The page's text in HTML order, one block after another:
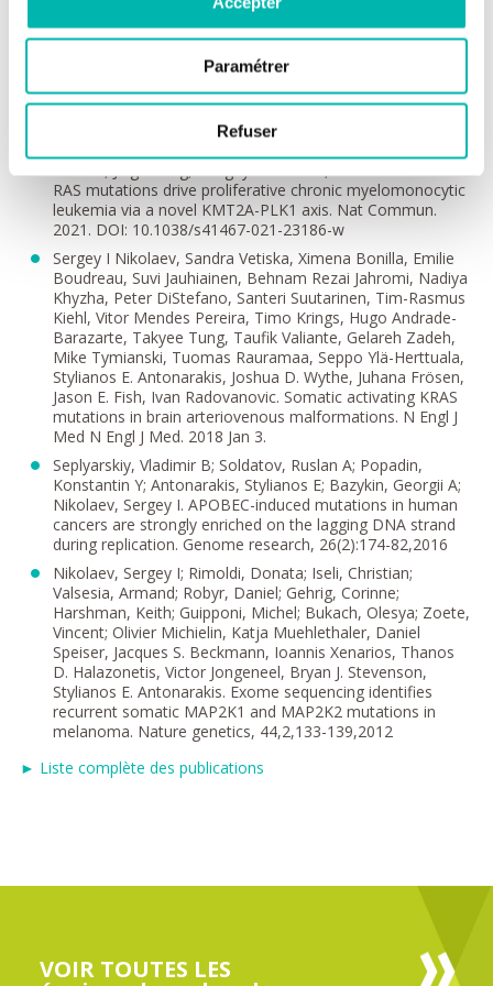
Paramétrer
Refuser
Ezequiel Tolosa, Alexis Vedder, Luciana Almada, Andrey
Yurchenko, Ismael Padioleau, Bonnie Alver, Giacomo
Xiaona You, Nathalie Droin, Eric Solary, Maria Balasis,
Kurt Berger, Christopher Pin, Thomas Witzig, Ajinkya
Buradkar, Mr. Ryan Carr, Peter Valent, Abhishek
Mangaonkar, Keith Robertson, Matthew Howard, Scott
RAS mutations drive proliferative chronic myelomonocytic
leukemia via a novel KMT2A-PLK1 axis. Nat Commun.
2021. DOI: 10.1038/s41467-021-23186-w
Sergey I Nikolaev, Sandra Vetiska, Ximena Bonilla, Emilie
Boudreau, Suvi Jauhiainen, Behnam Rezai Jahromi, Nadiya
Khyzha, Peter DiStefano, Santeri Suutarinen, Tim-Rasmus
Kiehl, Vitor Mendes Pereira, Timo Krings, Hugo Andrade-
Barazarte, Takyee Tung, Taufik Valiante, Gelareh Zadeh,
Mike Tymianski, Tuomas Rauramaa, Seppo Ylä-Herttuala,
Stylianos E. Antonarakis, Joshua D. Wythe, Juhana Frösen,
Jason E. Fish, Ivan Radovanovic. Somatic activating KRAS
mutations in brain arteriovenous malformations. N Engl J
Med N Engl J Med. 2018 Jan 3.
Seplyarskiy, Vladimir B; Soldatov, Ruslan A; Popadin,
Konstantin Y; Antonarakis, Stylianos E; Bazykin, Georgii A;
Nikolaev, Sergey I. APOBEC-induced mutations in human
cancers are strongly enriched on the lagging DNA strand
during replication. Genome research, 26(2):174-82,2016
Nikolaev, Sergey I; Rimoldi, Donata; Iseli, Christian;
Valsesia, Armand; Robyr, Daniel; Gehrig, Corinne;
Harshman, Keith; Guipponi, Michel; Bukach, Olesya; Zoete,
Vincent; Olivier Michielin, Katja Muehlethaler, Daniel
Speiser, Jacques S. Beckmann, Ioannis Xenarios, Thanos
D. Halazonetis, Victor Jongeneel, Bryan J. Stevenson,
Stylianos E. Antonarakis. Exome sequencing identifies
recurrent somatic MAP2K1 and MAP2K2 mutations in
melanoma. Nature genetics, 44,2,133-139,2012
► Liste complète des publications
VOIR TOUTES LES